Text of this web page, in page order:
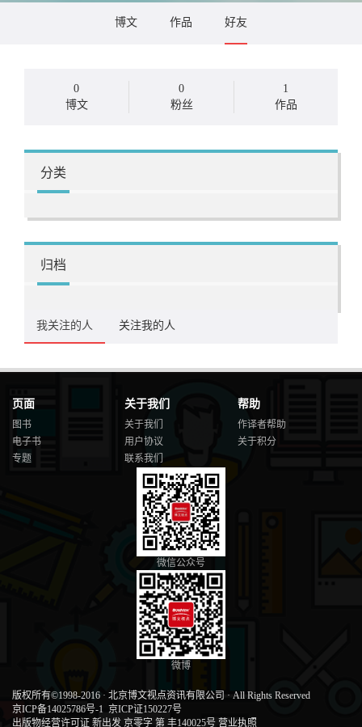
博文 作品 好友
0
博文
0
粉丝
1
作品
分类
归档
我关注的人 关注我的人
页面
图书
电子书
专题
关于我们
关于我们
用户协议
联系我们
帮助
作译者帮助
关于积分
微信公众号
微博
版权所有©1998-2016 · 北京博文视点资讯有限公司 · All Rights Reserved
京ICP备14025786号-1 京ICP证150227号
出版物经营许可证 新出发 京零字 第 丰140025号 营业执照